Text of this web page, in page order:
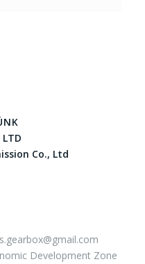
LTD
Co., Ltd
Development Zone